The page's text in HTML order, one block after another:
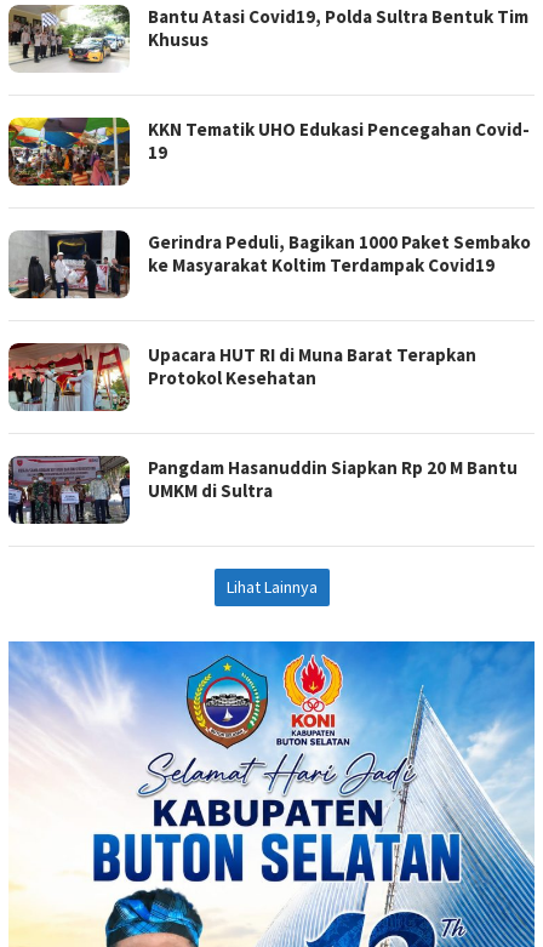
Bantu Atasi Covid19, Polda Sultra Bentuk Tim
Khusus
KKN Tematik UHO Edukasi Pencegahan Covid-
19
Gerindra Peduli, Bagikan 1000 Paket Sembako
ke Masyarakat Koltim Terdampak Covid19
Upacara HUT RI di Muna Barat Terapkan
Protokol Kesehatan
Pangdam Hasanuddin Siapkan Rp 20 M Bantu
UMKM di Sultra
Lihat Lainnya